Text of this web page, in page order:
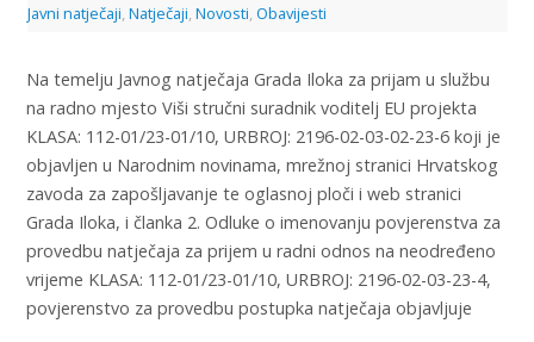
Javni natječaji Natječaji Novosti Obavijesti
Na temelju Javnog natječaja Grada Iloka za prijam u službu
na radno mjesto Viši stručni suradnik voditelj EU projekta
KLASA: 112-01/23-01/10, URBROJ: 2196-02-03-02-23-6 koji je
objavljen u Narodnim novinama, mrežnoj stranici Hrvatskog
zavoda za zapošljavanje te oglasnoj ploči i web stranici
Grada Iloka, i članka 2. Odluke o imenovanju povjerenstva za
provedbu natječaja za prijem u radni odnos na neodređeno
vrijeme KLASA: 112-01/23-01/10, URBROJ: 2196-02-03-23-4,
povjerenstvo za provedbu postupka natječaja objavljuje